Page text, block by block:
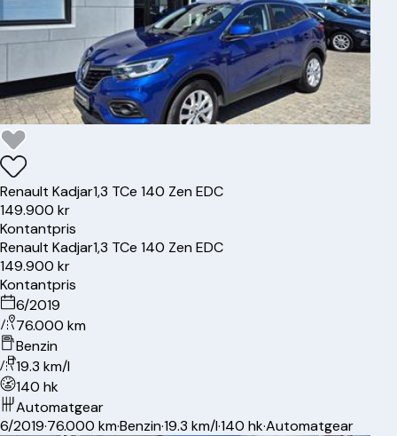
Renault Kadjar1,3 TCe 140 Zen EDC
149.900 kr
Kontantpris
Renault Kadjar1,3 TCe 140 Zen EDC
149.900 kr
Kontantpris
6/2019
76.000 km
Benzin
19.3 km/l
140 hk
Automatgear
6/2019·76.000 km·Benzin·19.3 km/l·140 hk·Automatgear